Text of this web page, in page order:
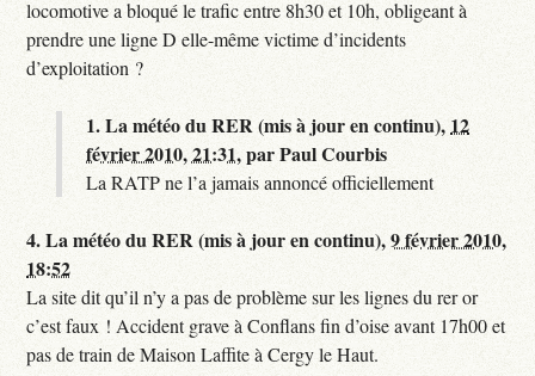
locomotive a bloqué le trafic entre 8h30 et 10h, obligeant à
prendre une ligne D elle-même victime d’incidents
d’exploitation ?
1.La météo du RER (mis à jour en continu), 12
février 2010, 21:31,parPaul Courbis
La RATP ne l’a jamais annoncé officiellement
4.La météo du RER (mis à jour en continu),9 février 2010,
18:52
La site dit qu’il n’y a pas de problème sur les lignes du rer or
c’est faux ! Accident grave à Conflans fin d’oise avant 17h00 et
pas de train de Maison Laffite à Cergy le Haut.